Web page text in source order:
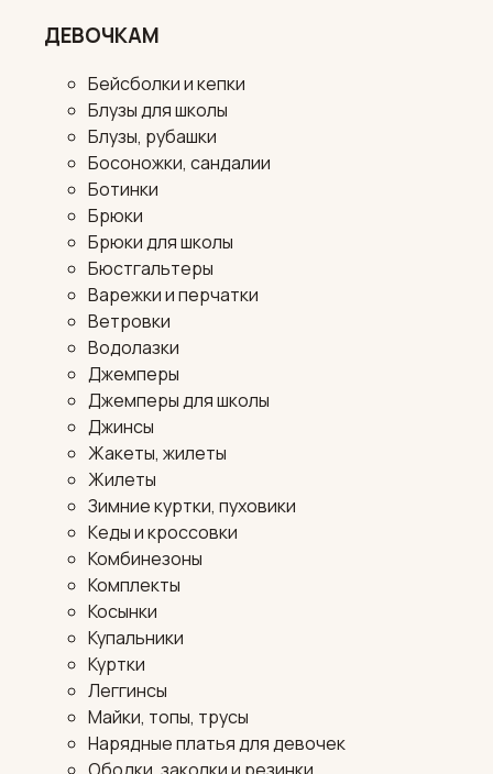
ДЕВОЧКАМ
Бейсболки и кепки
Блузы для школы
Блузы, рубашки
Босоножки, сандалии
Ботинки
Брюки
Брюки для школы
Бюстгальтеры
Варежки и перчатки
Ветровки
Водолазки
Джемперы
Джемперы для школы
Джинсы
Жакеты, жилеты
Жилеты
Зимние куртки, пуховики
Кеды и кроссовки
Комбинезоны
Комплекты
Косынки
Купальники
Куртки
Леггинсы
Майки, топы, трусы
Нарядные платья для девочек